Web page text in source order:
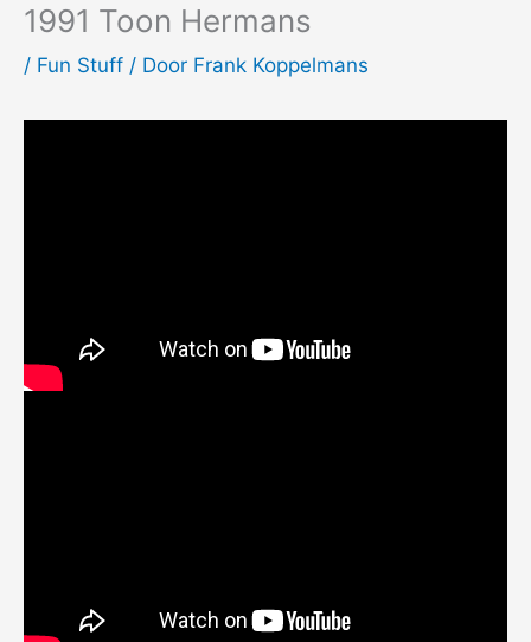
1991 Toon Hermans
/ Fun Stuff / Door Frank Koppelmans